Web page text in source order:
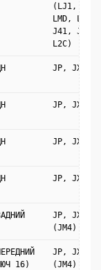
(LJ1, LKF,
LMD, LDV,
J41, JM4,
L2C)
JP, JX69
JP, JX69
JP, JX69
JP, JX69
JP, JX69
(JM4)
16)
JP, JX69
(JM4)